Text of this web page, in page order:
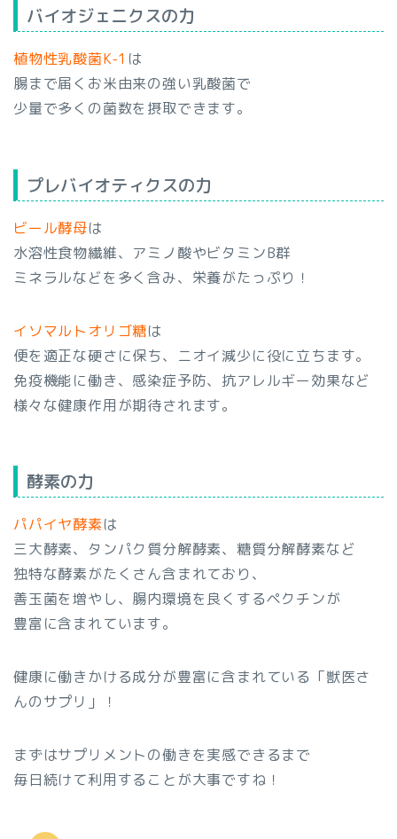
バイオジェニクスの力
植物性乳酸菌K-1 は
腸まで届くお米由来の強い乳酸菌で
少量で多くの菌数を摂取できます。
プレバイオティクスの力
ビール酵母は
水溶性食物繊維、アミノ酸やビタミンB群
ミネラルなどを多く含み、栄養がたっぷり！
イソマルトオリゴ糖は
便を適正な硬さに保ち、ニオイ減少に役に立ちます。
免疫機能に働き、感染症予防、抗アレルギー効果など
様々な健康作用が期待されます。
酵素の力
パパイヤ酵素は
三大酵素、タンパク質分解酵素、糖質分解酵素など
独特な酵素がたくさん含まれており、
善玉菌を増やし、腸内環境を良くするペクチンが
豊富に含まれています。
健康に働きかける成分が豊富に含まれている「獣医さ
んのサプリ」！
まずはサプリメントの働きを実感できるまで
毎日続けて利用することが大事ですね！